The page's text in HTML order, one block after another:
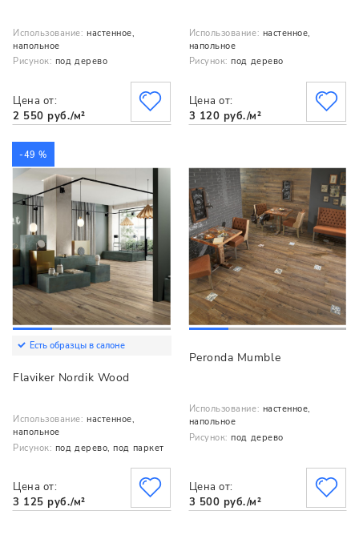
Использование: настенное,
напольное
Рисунок: под дерево
Цена от:
2 550 руб./м²
Использование: настенное,
напольное
Рисунок: под дерево
Цена от:
3 120 руб./м²
-49 %
Есть образцы в салоне
Flaviker Nordik Wood
Использование: настенное,
напольное
Рисунок: под дерево, под паркет
Цена от:
3 125 руб./м²
Peronda Mumble
Использование: настенное,
напольное
Рисунок: под дерево
Цена от:
3 500 руб./м²